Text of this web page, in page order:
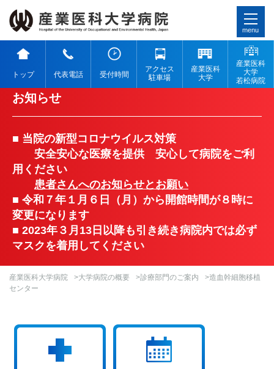
menu
お知らせ
■ 当院の新型コロナウイルス対策
安全安心な医療を提供 安心して病院をご利
用ください
患者さんへのお知らせとお願い
■ 令和７年１月６日（月）から開館時間が８時に
変更になります
■ 2023年３月13日以降も引き続き病院内では必ず
マスクを着用してください
トップ 代表電話 受付時間
アクセス
駐車場
産業医科
大学
産業医科
大学
若松病院
産業医科大学病院 >大学病院の概要 >診療部門のご案内
>造血幹細胞移植
センター